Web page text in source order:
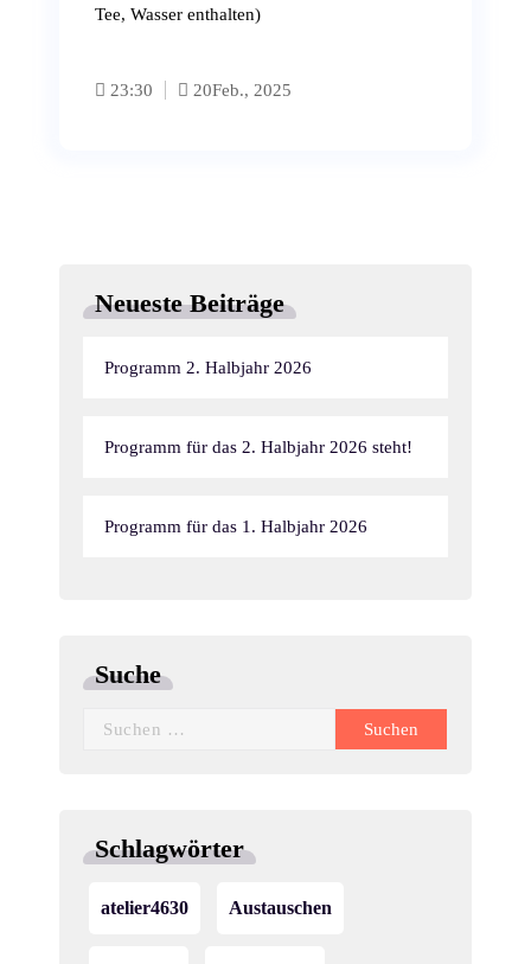
Tee, Wasser enthalten)
23:30 20Feb., 2025
Neueste Beiträge
Programm 2. Halbjahr 2026
Programm für das 2. Halbjahr 2026 steht!
Programm für das 1. Halbjahr 2026
Suche
Suchen
Schlagwörter
atelier4630 Austauschen